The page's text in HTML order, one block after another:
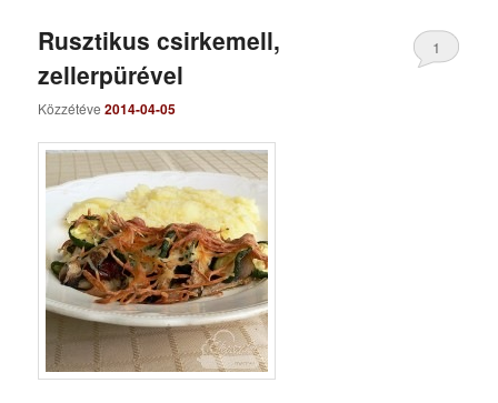
Rusztikus csirkemell,
zellerpürével
Közzétéve2014-04-05
1